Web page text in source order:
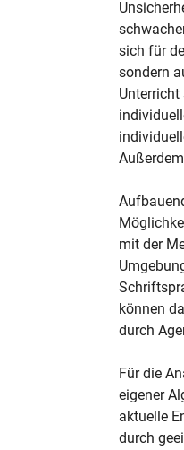
sich für
sondern
mit der
können
durch
Für die
eigener
aktuelle
durch